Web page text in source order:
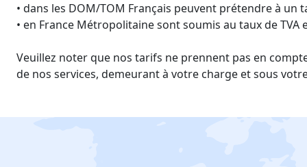
• dans les DOM/TOM Français peuvent prétendre à un
• en France Métropolitaine sont soumis au taux de TVA
Veuillez noter que nos tarifs ne prennent pas en
de nos services, demeurant à votre charge et sous